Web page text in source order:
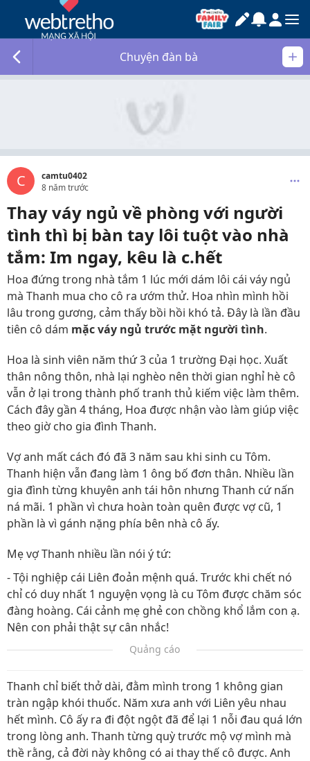
Chuyện đàn bà
C
camtu0402
8 năm trước
Thay váy ngủ về phòng với người
tình thì bị bàn tay lôi tuột vào nhà
tắm: Im ngay, kêu là c.hết
Hoa đứng trong nhà tắm 1 lúc mới dám lôi cái váy ngủ
mà Thanh mua cho cô ra ướm thử. Hoa nhìn mình hồi
lâu trong gương, cảm thấy bồi hồi khó tả. Đây là lần đầu
tiên cô dám mặc váy ngủ trước mặt người tình.
Hoa là sinh viên năm thứ 3 của 1 trường Đại học. Xuất
thân nông thôn, nhà lại nghèo nên thời gian nghỉ hè cô
vẫn ở lại trong thành phố tranh thủ kiếm việc làm thêm.
Cách đây gần 4 tháng, Hoa được nhận vào làm giúp việc
theo giờ cho gia đình Thanh.
Vợ anh mất cách đó đã 3 năm sau khi sinh cu Tôm.
Thanh hiện vẫn đang làm 1 ông bố đơn thân. Nhiều lần
gia đình từng khuyên anh tái hôn nhưng Thanh cứ nấn
ná mãi. 1 phần vì chưa hoàn toàn quên được vợ cũ, 1
phần là vì gánh nặng phía bên nhà cô ấy.
Mẹ vợ Thanh nhiều lần nói ý tứ:
- Tội nghiệp cái Liên đoản mệnh quá. Trước khi chết nó
chỉ có duy nhất 1 nguyện vọng là cu Tôm được chăm sóc
đàng hoàng. Cái cảnh mẹ ghẻ con chồng khổ lắm con ạ.
Nên con phải thật sự cân nhắc!
Quảng cáo
Thanh chỉ biết thở dài, đằm mình trong 1 không gian
tràn ngập khói thuốc. Năm xưa anh với Liên yêu nhau
hết mình. Cô ấy ra đi đột ngột đã để lại 1 nỗi đau quá lớn
trong lòng anh. Thanh từng quỳ trước mộ vợ mình mà
thề rằng, cả đời này không có ai thay thế cô được. Anh